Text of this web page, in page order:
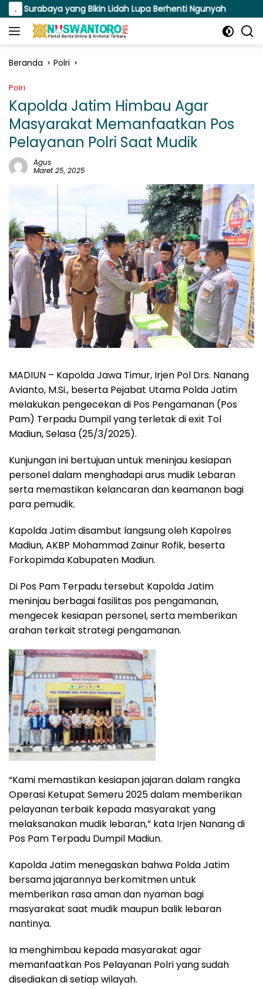
Langsung
ke
konten
.yang Bikin Lidah Lupa Berhenti Ngunyah Susuri
Beranda Polri
Polri
Kapolda Jatim Himbau Agar
Masyarakat Memanfaatkan Pos
Pelayanan Polri Saat Mudik
Agus
Maret 25, 2025
MADIUN – Kapolda Jawa Timur, Irjen Pol Drs. Nanang
Avianto, M.Si., beserta Pejabat Utama Polda Jatim
melakukan pengecekan di Pos Pengamanan (Pos
Pam) Terpadu Dumpil yang terletak di exit Tol
Madiun, Selasa (25/3/2025).
Kunjungan ini bertujuan untuk meninjau kesiapan
personel dalam menghadapi arus mudik Lebaran
serta memastikan kelancaran dan keamanan bagi
para pemudik.
Kapolda Jatim disambut langsung oleh Kapolres
Madiun, AKBP Mohammad Zainur Rofik, beserta
Forkopimda Kabupaten Madiun.
Di Pos Pam Terpadu tersebut Kapolda Jatim
meninjau berbagai fasilitas pos pengamanan,
mengecek kesiapan personel, serta memberikan
arahan terkait strategi pengamanan.
“Kami memastikan kesiapan jajaran dalam rangka
Operasi Ketupat Semeru 2025 dalam memberikan
pelayanan terbaik kepada masyarakat yang
melaksanakan mudik lebaran,” kata Irjen Nanang di
Pos Pam Terpadu Dumpil Madiun.
Kapolda Jatim menegaskan bahwa Polda Jatim
bersama jajarannya berkomitmen untuk
memberikan rasa aman dan nyaman bagi
masyarakat saat mudik maupun balik lebaran
nantinya.
Ia menghimbau kepada masyarakat agar
memanfaatkan Pos Pelayanan Polri yang sudah
disediakan di setiap wilayah.